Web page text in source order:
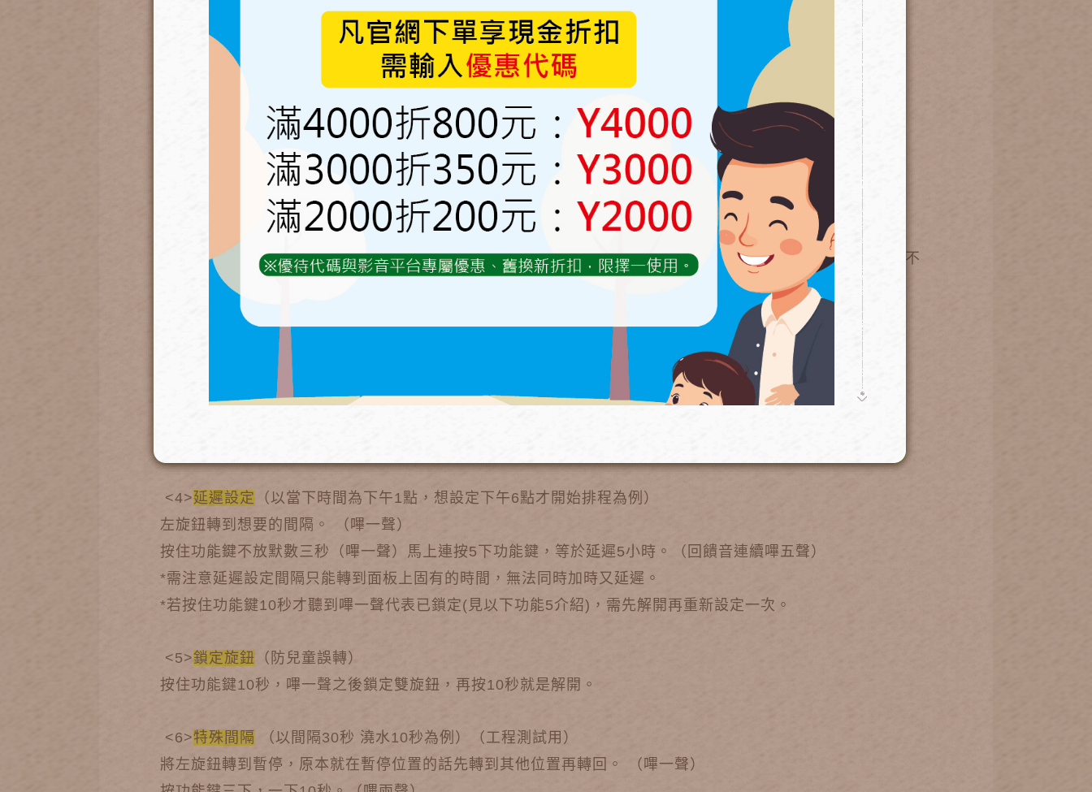
定時器雙旋鈕設定影片
基本運作
以每日澆水3分鐘為例：
左邊轉到1天。（嗶一聲）
右邊轉到3分鐘。 （嗶一聲）
等待出現嗶嗶兩聲。 即設定完成
以上完成行程:設定完成（即嗶嗶兩聲），當下開始算隔24小時（一天），每天澆一次，一次澆水3分鐘。
臨時想澆水，可按右上功能鍵3下出水1分鐘、4下澆2分鐘、5下澆3分鐘…類推,55下澆53分鐘，期間突然不
想澆了,按一下功能鍵即關閉停止出水。
（以設定間隔13時澆水7分鐘為例，增加的單位依旋鈕轉到的位置單位）
左旋鈕轉到12時。（嗶一聲）
按功能鍵1下。（嗶一聲，增加1小時）
<4>延遲設定 （以當下時間為下午1點，想設定下午6點才開始排程為例）
左旋鈕轉到想要的間隔。 （嗶一聲）
按住功能鍵不放默數三秒（嗶一聲）馬上連按5下功能鍵，等於延遲5小時。（回饋音連續嗶五聲）
*需注意延遲設定間隔只能轉到面板上固有的時間，無法同時加時又延遲。
*若按住功能鍵10秒才聽到嗶一聲代表已鎖定(見以下功能5介紹)，需先解開再重新設定一次。
<5>鎖定旋鈕 （防兒童誤轉）
按住功能鍵10秒，嗶一聲之後鎖定雙旋鈕，再按10秒就是解開。
<6>特殊間隔 （以間隔30秒 澆水10秒為例）（工程測試用）
將左旋鈕轉到暫停，原本就在暫停位置的話先轉到其他位置再轉回。 （嗶一聲）